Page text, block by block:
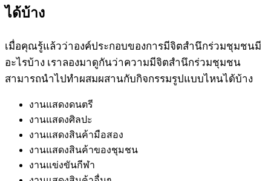
ได้บ้าง
เมื่อคุณรู้แล้วว่าองค์ประกอบของการมีจิตสำนึกร่วมชุมชนมี
อะไรบ้าง เราลองมาดูกันว่าความมีจิตสำนึกร่วมชุมชน
สามารถนำไปทำผสมผสานกับกิจกรรมรูปแบบไหนได้บ้าง
งานแสดงดนตรี
งานแสดงศิลปะ
งานแสดงสินค้ามือสอง
งานแสดงสินค้าของชุมชน
งานแข่งขันกีฬา